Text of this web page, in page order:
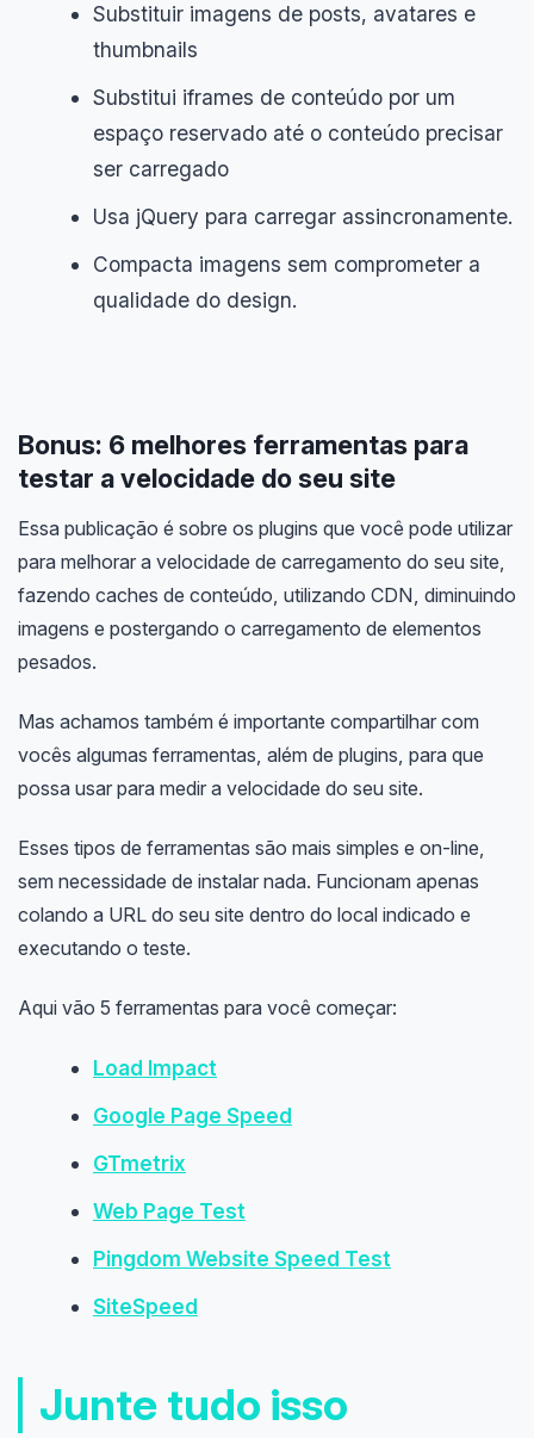
Substituir imagens de posts, avatares e
thumbnails
Substitui iframes de conteúdo por um
espaço reservado até o conteúdo precisar
ser carregado
Usa jQuery para carregar assincronamente.
Compacta imagens sem comprometer a
qualidade do design.
Bonus: 6 melhores ferramentas para
testar a velocidade do seu site
Essa publicação é sobre os plugins que você pode utilizar
para melhorar a velocidade de carregamento do seu site,
fazendo caches de conteúdo, utilizando CDN, diminuindo
imagens e postergando o carregamento de elementos
pesados.
Mas achamos também é importante compartilhar com
vocês algumas ferramentas, além de plugins, para que
possa usar para medir a velocidade do seu site.
Esses tipos de ferramentas são mais simples e on-line,
sem necessidade de instalar nada. Funcionam apenas
colando a URL do seu site dentro do local indicado e
executando o teste.
Aqui vão 5 ferramentas para você começar:
Load Impact
Google Page Speed
GTmetrix
Web Page Test
Pingdom Website Speed Test
SiteSpeed
Junte tudo isso